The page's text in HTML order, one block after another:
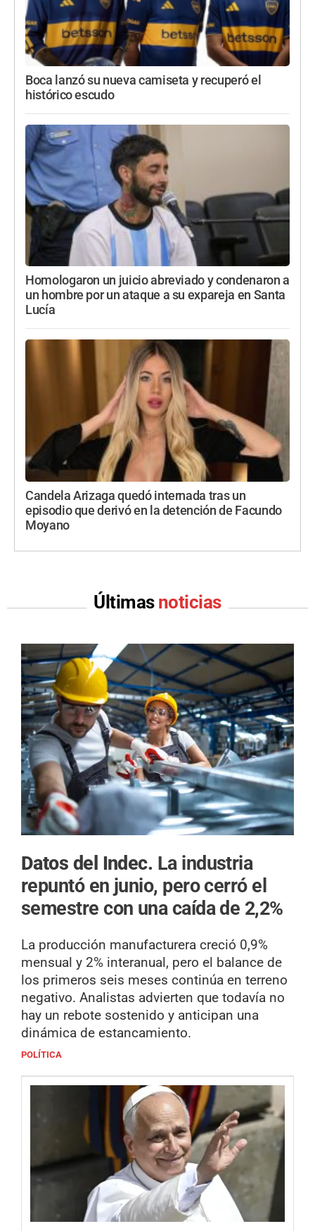
Boca lanzó su nueva camiseta y recuperó el
histórico escudo
Homologaron un juicio abreviado y condenaron a
un hombre por un ataque a su expareja en Santa
Lucía
Candela Arizaga quedó internada tras un
episodio que derivó en la detención de Facundo
Moyano
Últimas noticias
Datos del Indec. La industria
repuntó en junio, pero cerró el
semestre con una caída de 2,2%
La producción manufacturera creció 0,9%
mensual y 2% interanual, pero el balance de
los primeros seis meses continúa en terreno
negativo. Analistas advierten que todavía no
hay un rebote sostenido y anticipan una
dinámica de estancamiento.
POLÍTICA